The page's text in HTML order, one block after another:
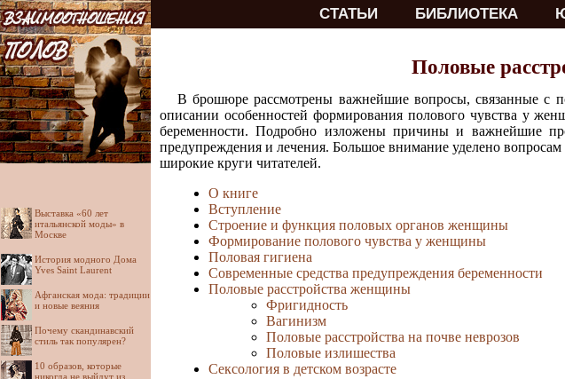
СТАТЬИ БИБЛИОТЕКА
Выставка «60 лет
итальянской моды» в
Москве
История модного Дома
Yves Saint Laurent
Афганская мода: традиции
и новые веяния
Почему скандинавский
стиль так популярен?
10 образов, которые
никогда не выйдут из
Половые
В брошюре рассмотрены важнейшие вопросы, связанные с
описании особенностей формирования полового чувства у
беременности. Подробно изложены причины и важнейшие
предупреждения и лечения. Большое внимание уделено
широкие круги читателей.
О книге
Вступление
Строение и функция половых органов женщины
Формирование полового чувства у женщины
Половая гигиена
Современные средства предупреждения беременности
Половые расстройства женщины
Фригидность
Вагинизм
Половые расстройства на почве неврозов
Половые излишества
Сексология в детском возрасте